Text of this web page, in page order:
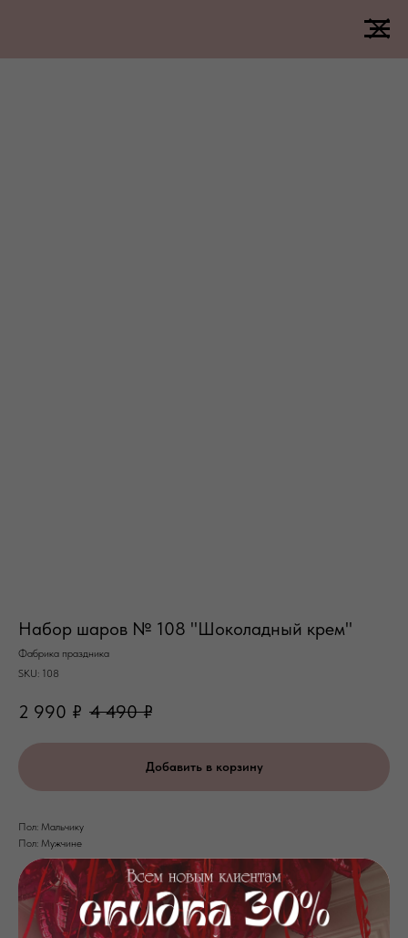
Набор шаров № 108 "Шоколадный крем"
Фабрика праздника
SKU: 108
2 990 ₽ 4 490 ₽
Добавить в корзину
Пол: Мальчику
Пол: Мужчине